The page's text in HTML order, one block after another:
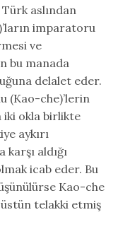
aslından
imparatoru
ve
bu manada
delalet eder.
(Kao-che)’lerin
iki okla birlikte
aykırı
aldığı
icab eder. Bu
Kao-che
telakki etmiş